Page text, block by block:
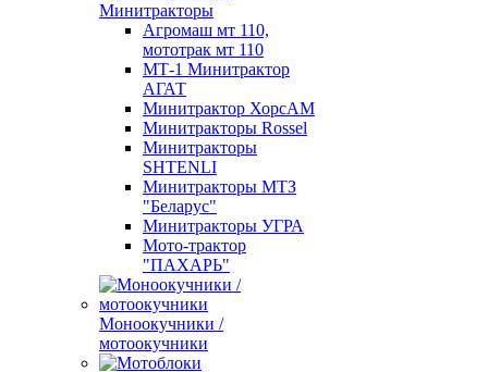
Минитракторы
Агромаш мт 110,
мототрак мт 110
МТ-1 Минитрактор
АГАТ
Минитрактор ХорсАМ
Минитракторы Rossel
Минитракторы
SHTENLI
Минитракторы МТЗ
"Беларус"
Минитракторы УГРА
Мото-трактор
"ПАХАРЬ"
Моноокучники /
мотоокучники